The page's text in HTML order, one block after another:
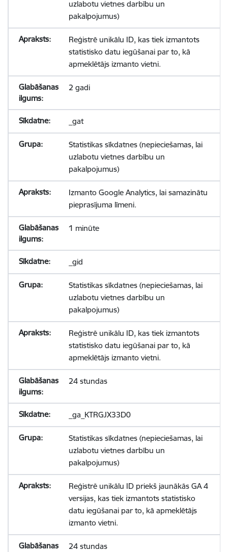
uzlabotu vietnes darbību un
pakalpojumus)
Reģistrē unikālu ID, kas tiek izmantots
statistisko datu iegūšanai par to, kā
apmeklētājs izmanto vietni.
2 gadi
_gat
Statistikas sīkdatnes (nepieciešamas, lai
uzlabotu vietnes darbību un
pakalpojumus)
Izmanto Google Analytics, lai samazinātu
pieprasījuma līmeni.
1 minūte
_gid
Statistikas sīkdatnes (nepieciešamas, lai
uzlabotu vietnes darbību un
pakalpojumus)
Reģistrē unikālu ID, kas tiek izmantots
statistisko datu iegūšanai par to, kā
apmeklētājs izmanto vietni.
24 stundas
_ga_KTRGJX33D0
Statistikas sīkdatnes (nepieciešamas, lai
uzlabotu vietnes darbību un
pakalpojumus)
Reģistrē unikālu ID priekš jaunākās GA 4
versijas, kas tiek izmantots statistisko
datu iegūšanai par to, kā apmeklētājs
izmanto vietni.
24 stundas